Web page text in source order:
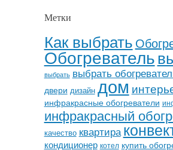
Метки
Как выбрать
Обогреватель
выбрать выбрать
двери дизайн дом
инфракрасные обогреватели
инфракрасный
качество квартира
кондиционер котел купить